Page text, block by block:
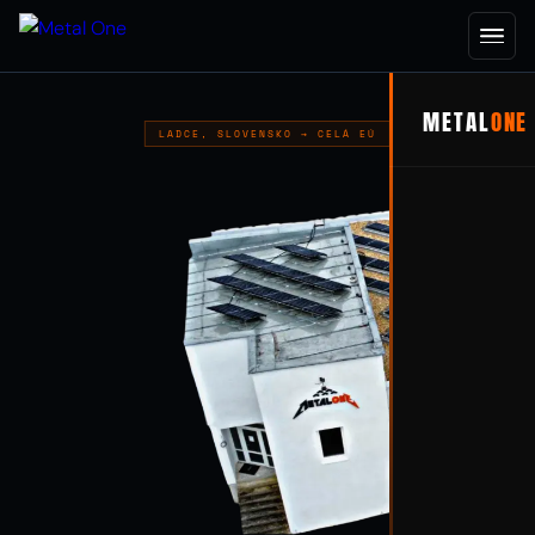
METALONE
LADCE, SLOVENSKO → CELÁ EÚ